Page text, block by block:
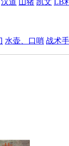
水壶、口哨 战术